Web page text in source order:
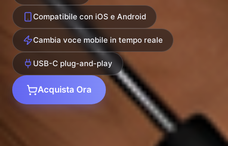
Compatibile con iOS e Android
Cambia voce mobile in tempo reale
USB-C plug-and-play
Acquista Ora